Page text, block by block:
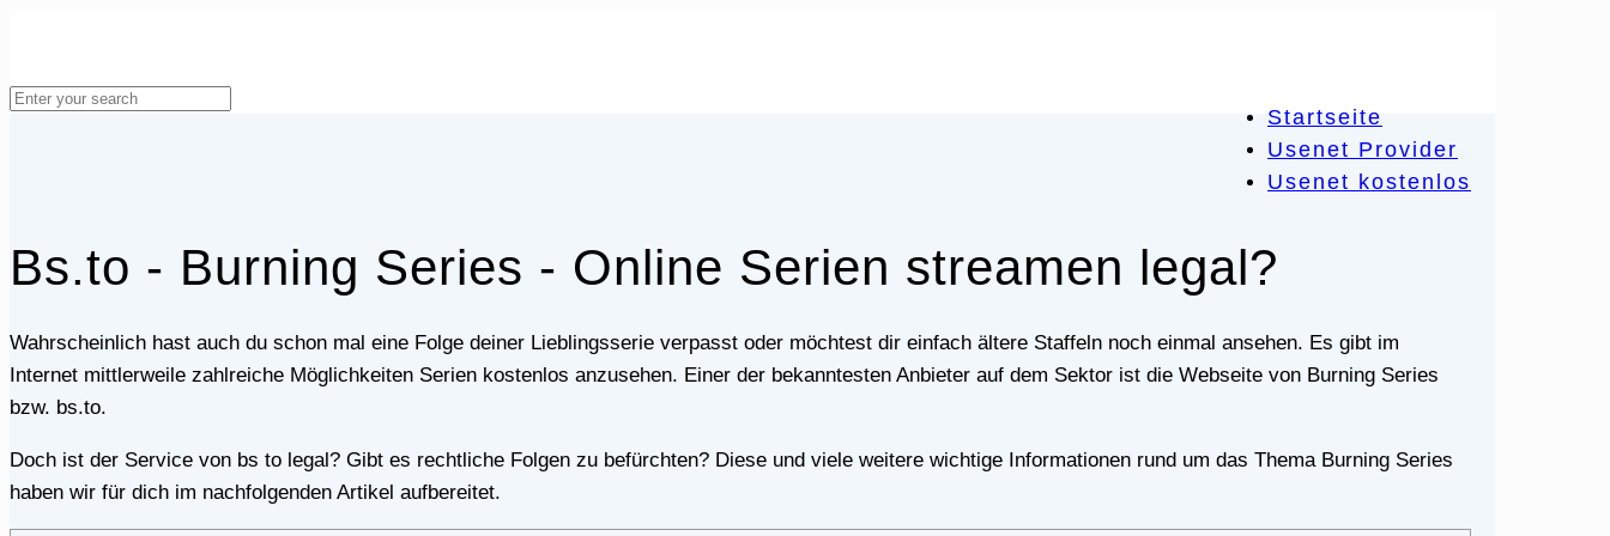
Startseite
Usenet Provider
Usenet kostenlos
Bs.to - Burning Series - Online Serien streamen legal?
Wahrscheinlich hast auch du schon mal eine Folge deiner Lieblingsserie verpasst oder möchtest dir einfach ältere Staffeln noch einmal ansehen. Es gibt im
Internet mittlerweile zahlreiche Möglichkeiten Serien kostenlos anzusehen. Einer der bekanntesten Anbieter auf dem Sektor ist die Webseite von Burning Series
bzw. bs.to.
Doch ist der Service von bs to legal? Gibt es rechtliche Folgen zu befürchten? Diese und viele weitere wichtige Informationen rund um das Thema Burning Series
haben wir für dich im nachfolgenden Artikel aufbereitet.